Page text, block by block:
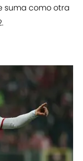
suma como otra